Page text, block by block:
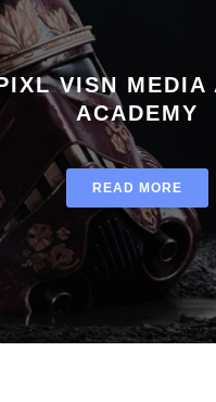
VISN MEDIA
ACADEMY
READ MORE